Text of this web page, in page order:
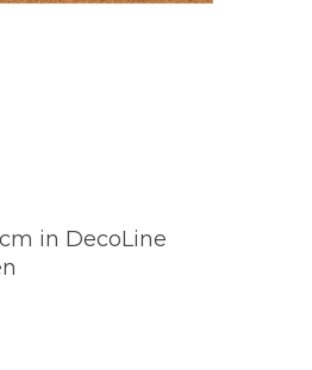
in DecoLine